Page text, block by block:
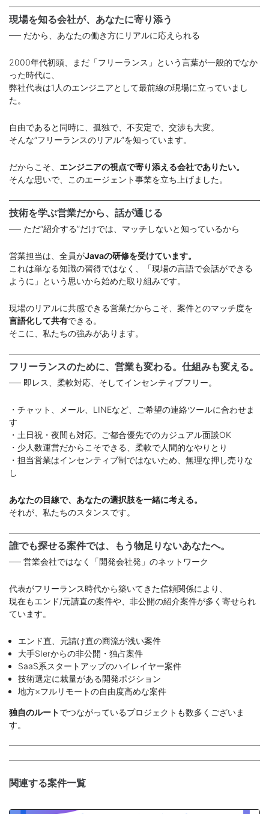
現場を知る会社が、あなたに寄り添う
── だから、あなたの働き方にリアルに応えられる
2000年代初頭、まだ「フリーランス」という言葉が一般的でなか
った時代に、
弊社代表は1人のエンジニアとして最前線の現場に立っていまし
た。
自由であると同時に、孤独で、不安定で、交渉も大変。
そんな“フリーランスのリアル”を知っています。
だからこそ、 エンジニアの視点で寄り添える会社でありたい。
そんな思いで、このエージェント事業を立ち上げました。
技術を学ぶ営業だから、話が通じる
── ただ“紹介する”だけでは、マッチしないと知っているから
営業担当は、全員がJavaの研修を受けています。
これは単なる知識の習得ではなく、「現場の言語で会話ができる
ように」という思いから始めた取り組みです。
現場のリアルに共感できる営業だからこそ、案件とのマッチ度を
言語化して共有できる。
そこに、私たちの強みがあります。
フリーランスのために、営業も変わる。仕組みも変える。
── 即レス、柔軟対応、そしてインセンティブフリー。
・チャット、メール、LINEなど、ご希望の連絡ツールに合わせま
す
・土日祝・夜間も対応。ご都合優先でのカジュアル面談OK
・少人数運営だからこそできる、柔軟で人間的なやりとり
・担当営業はインセンティブ制ではないため、無理な押し売りな
し
あなたの目線で、あなたの選択肢を一緒に考える。
それが、私たちのスタンスです。
誰でも探せる案件では、もう物足りないあなたへ。
── 営業会社ではなく「開発会社発」のネットワーク
代表がフリーランス時代から築いてきた信頼関係により、
現在もエンド/元請直の案件や、非公開の紹介案件が多く寄せられ
ています。
エンド直、元請け直の商流が浅い案件
大手SIerからの非公開・独占案件
SaaS系スタートアップのハイレイヤー案件
技術選定に裁量がある開発ポジション
地方×フルリモートの自由度高めな案件
独自のルートでつながっているプロジェクトも数多くございま
す。
関連する案件一覧